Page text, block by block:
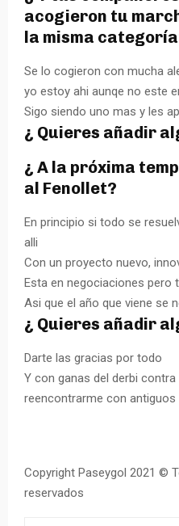
acogieron tu
la misma
Se lo cogieron con mucha
yo estoy ahi aunqe no este
Sigo siendo uno mas y les
¿ Quieres añadir
¿ A la próxima
al Fenollet?
En principio si todo se
alli
Con un proyecto nuevo,
Esta en negociaciones pero
Asi que el año que viene se
¿ Quieres añadir
Darte las gracias por todo
Y con ganas del derbi
reencontrarme con
Copyright Paseygol 2021 ©
reservados